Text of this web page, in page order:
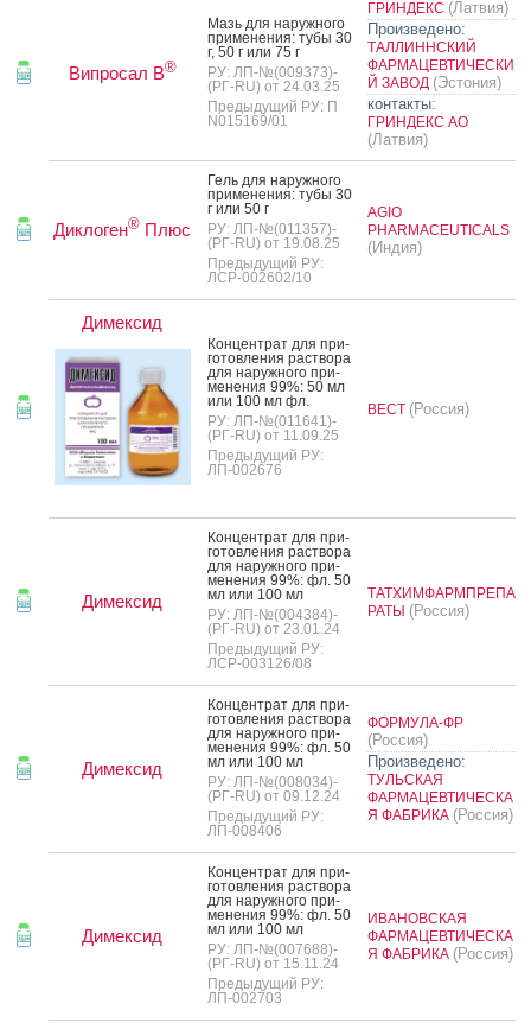
Випросал В®
Мазь для на­руж­но­го
при­мене­ния: ту­бы 30
г, 50 г или 75 г
РУ: ЛП-№(009373)-
(РГ-RU) от 24.03.25
Предыдущий РУ: П
N015169/01
ГРИНДЕКС (Латвия)
Произведено:
ТАЛЛИННСКИЙ
ФАРМАЦЕВТИЧЕСКИ
Й ЗАВОД (Эстония)
контакты:
ГРИНДЕКС АО
(Латвия)
Диклоген® Плюс
Гель для на­руж­но­го
при­мене­ния: ту­бы 30
г или 50 г
РУ: ЛП-№(011357)-
(РГ-RU) от 19.08.25
Предыдущий РУ:
ЛСР-002602/10
AGIO
PHARMACEUTICALS
(Индия)
Димексид
Кон­цен­трат для при­
готов­ле­ния рас­тво­ра
для на­руж­но­го при­
мене­ния 99%: 50 мл
или 100 мл фл.
РУ: ЛП-№(011641)-
(РГ-RU) от 11.09.25
Предыдущий РУ:
ЛП-002676
ВЕСТ (Россия)
Димексид
Кон­цен­трат для при­
готов­ле­ния рас­тво­ра
для на­руж­но­го при­
мене­ния 99%: фл. 50
мл или 100 мл
РУ: ЛП-№(004384)-
(РГ-RU) от 23.01.24
Предыдущий РУ:
ЛСР-003126/08
ТАТХИМФАРМПРЕПА
РАТЫ (Россия)
Димексид
Кон­цен­трат для при­
готов­ле­ния рас­тво­ра
для на­руж­но­го при­
мене­ния 99%: фл. 50
мл или 100 мл
РУ: ЛП-№(008034)-
(РГ-RU) от 09.12.24
Предыдущий РУ:
ЛП-008406
ФОРМУЛА-ФР
(Россия)
Произведено:
ТУЛЬСКАЯ
ФАРМАЦЕВТИЧЕСКА
Я ФАБРИКА (Россия)
Димексид
Кон­цен­трат для при­
готов­ле­ния рас­тво­ра
для на­руж­но­го при­
мене­ния 99%: фл. 50
мл или 100 мл
РУ: ЛП-№(007688)-
(РГ-RU) от 15.11.24
Предыдущий РУ:
ЛП-002703
ИВАНОВСКАЯ
ФАРМАЦЕВТИЧЕСКА
Я ФАБРИКА (Россия)